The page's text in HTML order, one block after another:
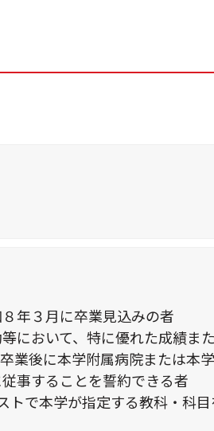
年３月に卒業見込みの者
において、特に優れた成績ま
業後に本学附属病院または本
事することを誓約できる者
トで本学が指定する教科・科